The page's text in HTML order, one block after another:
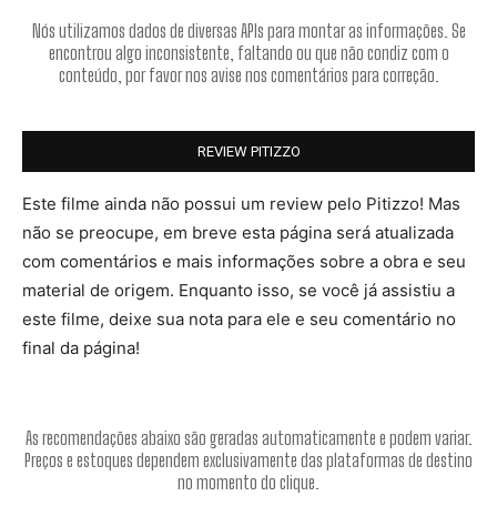
Nós utilizamos dados de diversas APIs para montar as informações. Se
encontrou algo inconsistente, faltando ou que não condiz com o
conteúdo, por favor nos avise nos comentários para correção.
REVIEW PITIZZO
Este filme ainda não possui um review pelo Pitizzo! Mas
não se preocupe, em breve esta página será atualizada
com comentários e mais informações sobre a obra e seu
material de origem. Enquanto isso, se você já assistiu a
este filme, deixe sua nota para ele e seu comentário no
final da página!
As recomendações abaixo são geradas automaticamente e podem variar.
Preços e estoques dependem exclusivamente das plataformas de destino
no momento do clique.